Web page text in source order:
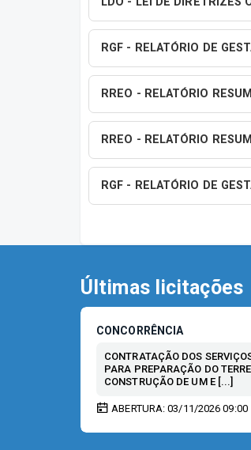
RGF - RELATÓRIO DE
RREO - RELATÓRIO
RREO - RELATÓRIO
RGF - RELATÓRIO DE
Últimas licitações
CONCORRÊNCIA
CONTRATAÇÃO DOS
PARA PREPARAÇÃO DO
CONSTRUÇÃO DE UM E [...]
ABERTURA: 03/11/2026 09:00